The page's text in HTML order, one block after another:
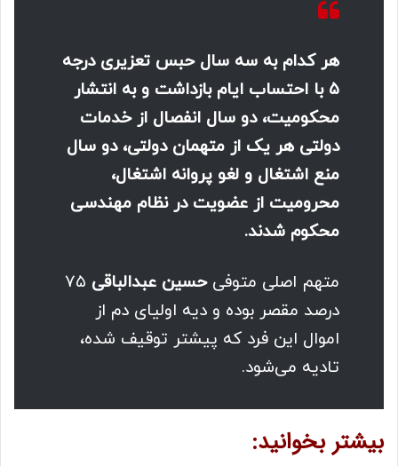
هر کدام به سه سال حبس تعزیری درجه
۵ با احتساب ایام بازداشت و به انتشار
محکومیت، دو سال انفصال از خدمات
دولتی هر یک از متهمان دولتی، دو سال
منع اشتغال و لغو پروانه اشتغال،
محرومیت از عضویت در نظام مهندسی
محکوم شدند.
متهم اصلی متوفیحسین عبدالباقی ۷۵
درصد مقصر بوده و دیه اولیای دم از
اموال این فرد که پیشتر توقیف شده،
تادیه می‌شود.
بیشتر بخوانید: